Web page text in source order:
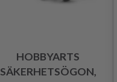
HOBBYARTS
SÄKERHETSÖGON,